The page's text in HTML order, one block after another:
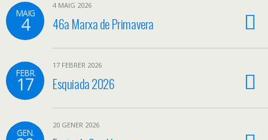
MAIG
4
4 MAIG 2026
46a Marxa de Primavera
FEBR.
17
17 FEBRER 2026
Esquiada 2026
GEN.
20 GENER 2026